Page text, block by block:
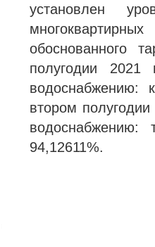
установлен
обоснованного
полугодии
водоснабжению:
втором
водоснабжению:
94,12611%.